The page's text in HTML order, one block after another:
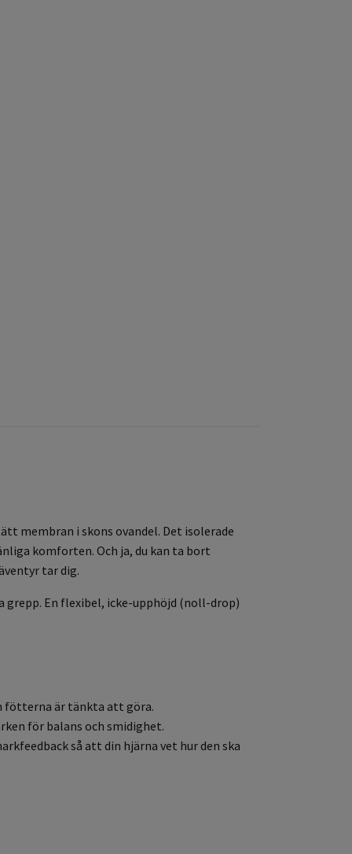
membran i skons ovandel. Det isolerade
komforten. Och ja, du kan ta bort
tar dig.
grepp. En flexibel, icke-upphöjd (noll-drop)
fötterna är tänkta att göra.
för balans och smidighet.
så att din hjärna vet hur den ska